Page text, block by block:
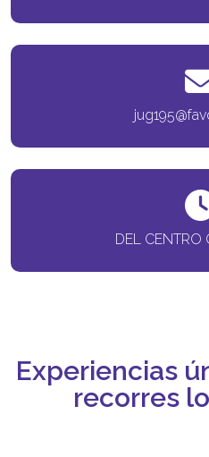
DEL CENTRO
Experiencias
recorres